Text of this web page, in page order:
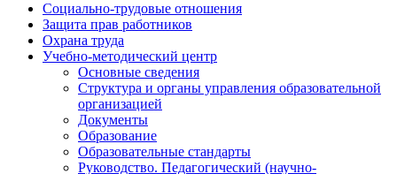
Социально-трудовые отношения
Защита прав работников
Охрана труда
Учебно-методический центр
Основные сведения
Структура и органы управления образовательной
организацией
Документы
Образование
Образовательные стандарты
Руководство. Педагогический (научно-